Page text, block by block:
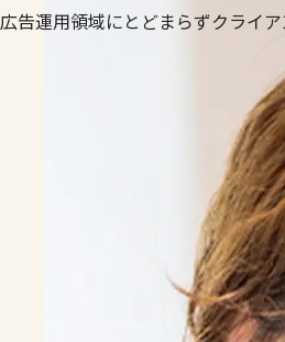
広告運用領域にとどまらずクライ